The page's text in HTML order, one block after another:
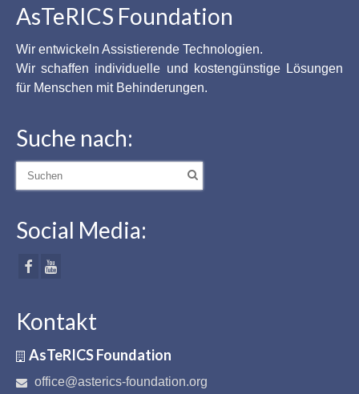
AsTeRICS Foundation
Wir entwickeln Assistierende Technologien.
Wir schaffen individuelle und kostengünstige Lösungen
für Menschen mit Behinderungen.
Suche nach:
Suche
Social Media:
Kontakt
AsTeRICS Foundation
office@asterics-foundation.org